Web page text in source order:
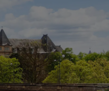
som nyt medlem